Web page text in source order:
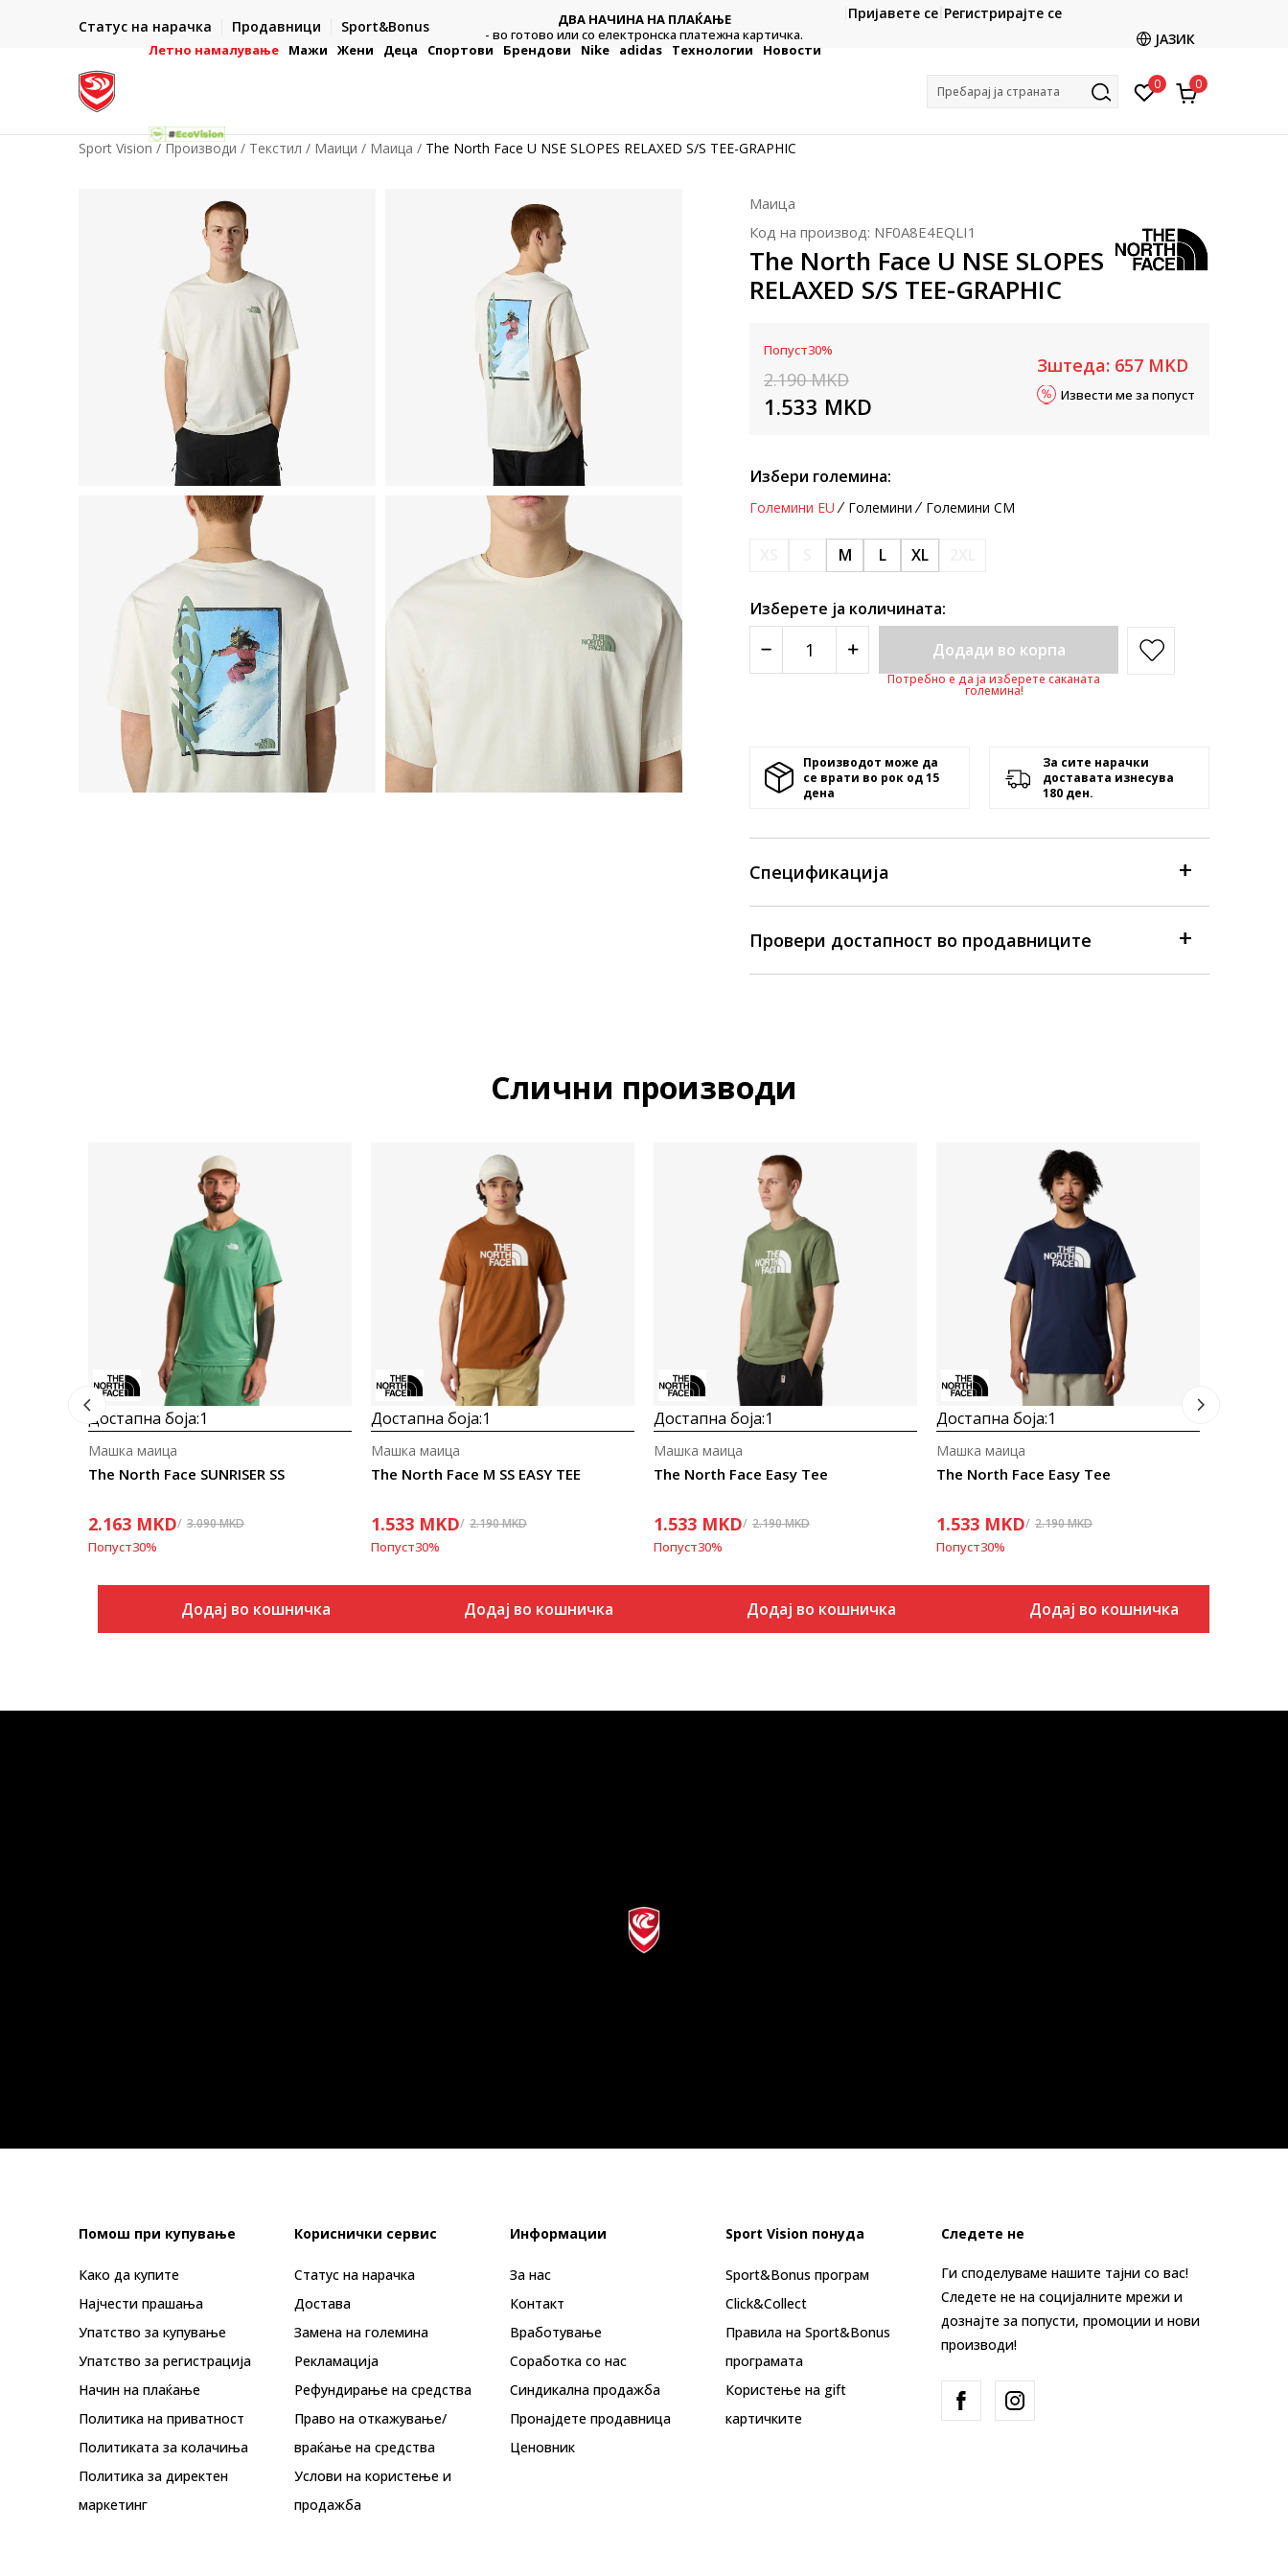
Статус на нарачка Продавници Sport&Bonus
- на сите нарачки во готово или со електронска платежна
ДВА НАЧИНА НА ПЛАЌАЊЕ
- во готово или со електронска платежна картичка.
CLICK & COLLECT
Платете со картичка online и подигнете во продавницата
Пријавете се Регистрирајте се
ЈАЗИК
Летно намалување Мажи Жени Деца Спортови Брендови Nike adidas Технологии Новости
Пребарај ја страната 0 0
Sport Vision Производи Текстил Маици Маица The North Face U NSE SLOPES RELAXED S/S TEE-GRAPHIC
Маица
Код на производ: NF0A8E4EQLI1
The North Face U NSE SLOPES
RELAXED S/S TEE-GRAPHIC
Попуст30%
2.190 MKD
1.533 MKD
Зштеда: 657 MKD
Извести ме за попуст
Избери големина:
Големини EU Големини Големини CM
M L XL
Изберете ја количината:
Додади во корпа
Потребно е да ја изберете саканата
големина!
Производот може да
се врати во рок од 15
денa
За сите нарачки
доставата изнесува
180 ден.
Спецификација
Провери достапност во продавниците
Слични производи
Достапна боја:1
The North Face SUNRISER SS
Машка маица
2.163 MKD 3.090MKD
Попуст30%
Додај во кошничка
Достапна боја:1
The North Face M SS EASY TEE
Машка маица
1.533 MKD 2.190MKD
Попуст30%
Додај во кошничка
Достапна боја:1
The North Face Easy Tee
Машка маица
1.533 MKD 2.190MKD
Попуст30%
Додај во кошничка
Достапна боја:1
The North Face Easy Tee
Машка маица
1.533 MKD 2.190MKD
Попуст30%
Додај во кошничка
Помош при купување
Како да купите
Најчести прашања
Упатство за купување
Упатство за регистрација
Начин на плаќање
Политика на приватност
Политиката за колачиња
Политика за директен
маркетинг
Кориснички сервис
Статус на нарачка
Достава
Замена на големина
Рекламациja
Рефундирање на средства
Право на откажување/
враќање на средства
Услови на користење и
продажба
Информации
За нас
Контакт
Вработување
Соработка со нас
Синдикална продажба
Пронајдете продавница
Ценовник
Sport Vision понуда
Sport&Bonus програм
Click&Collect
Правила на Sport&Bonus
програмата
Користење на gift
картичките
Следете не
Ги споделуваме нашите тајни со вас!
Следете не на социјалните мрежи и
дознајте за попусти, промоции и нови
производи!